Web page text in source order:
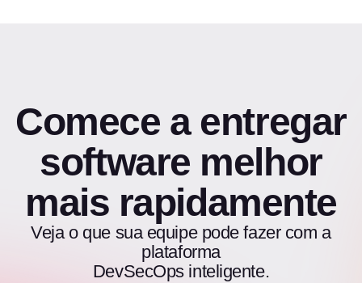
Comece a entregar
software melhor
mais rapidamente
Veja o que sua equipe pode fazer com a
plataforma
DevSecOps inteligente.